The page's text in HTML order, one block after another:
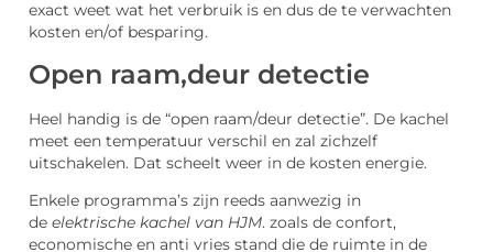
exact weet wat het verbruik is en dus de te verwachten
kosten en/of besparing.
Open raam,deur detectie
Heel handig is de “open raam/deur detectie”. De kachel
meet een temperatuur verschil en zal zichzelf
uitschakelen. Dat scheelt weer in de kosten energie.
Enkele programma’s zijn reeds aanwezig in
de elektrische kachel van HJM. zoals de confort,
economische en anti vries stand die de ruimte in de